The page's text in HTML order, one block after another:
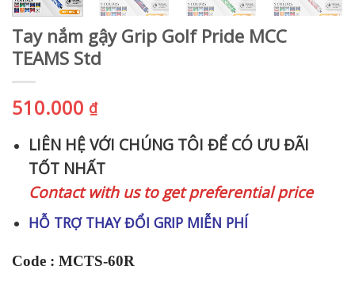
Tay nắm gậy Grip Golf Pride MCC
TEAMS Std
510.000 ₫
LIÊN HỆ VỚI CHÚNG TÔI ĐỂ CÓ ƯU ĐÃI
TỐT NHẤT
Contact with us to get preferential price
HỖ TRỢ THAY ĐỔI GRIP MIỄN PHÍ
Code : MCTS-60R